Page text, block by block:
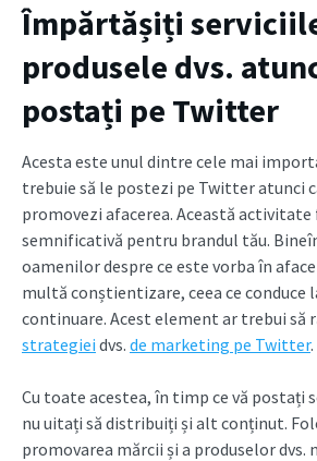
Împărtășiți
produsele dvs.
postați pe Twitter
Acesta este unul dintre cele mai
trebuie să le postezi pe Twitter atunci
promovezi afacerea. Această activitate
semnificativă pentru brandul tău.
oamenilor despre ce este vorba în
multă conștientizare, ceea ce conduce
continuare. Acest element ar trebui să
strategiei dvs. de marketing pe Twitter.
Cu toate acestea, în timp ce vă postați
nu uitați să distribuiți și alt conținut.
promovarea mărcii și a produselor dvs.